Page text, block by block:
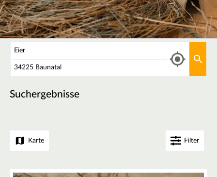
Suchergebnisse
Karte Filter